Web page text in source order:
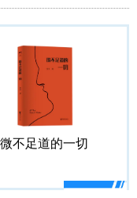
微不足道的一切